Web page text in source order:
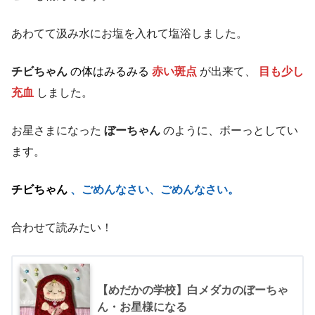
あわてて汲み水にお塩を入れて塩浴しました。
チビちゃん の体はみるみる 赤い斑点 が出来て、
目も少し
充血 しました。
お星さまになった ぼーちゃん のように、ボーっとしてい
ます。
チビちゃん 、ごめんなさい、ごめんなさい。
合わせて読みたい！
【めだかの学校】白メダカのぼーちゃ
ん・お星様になる